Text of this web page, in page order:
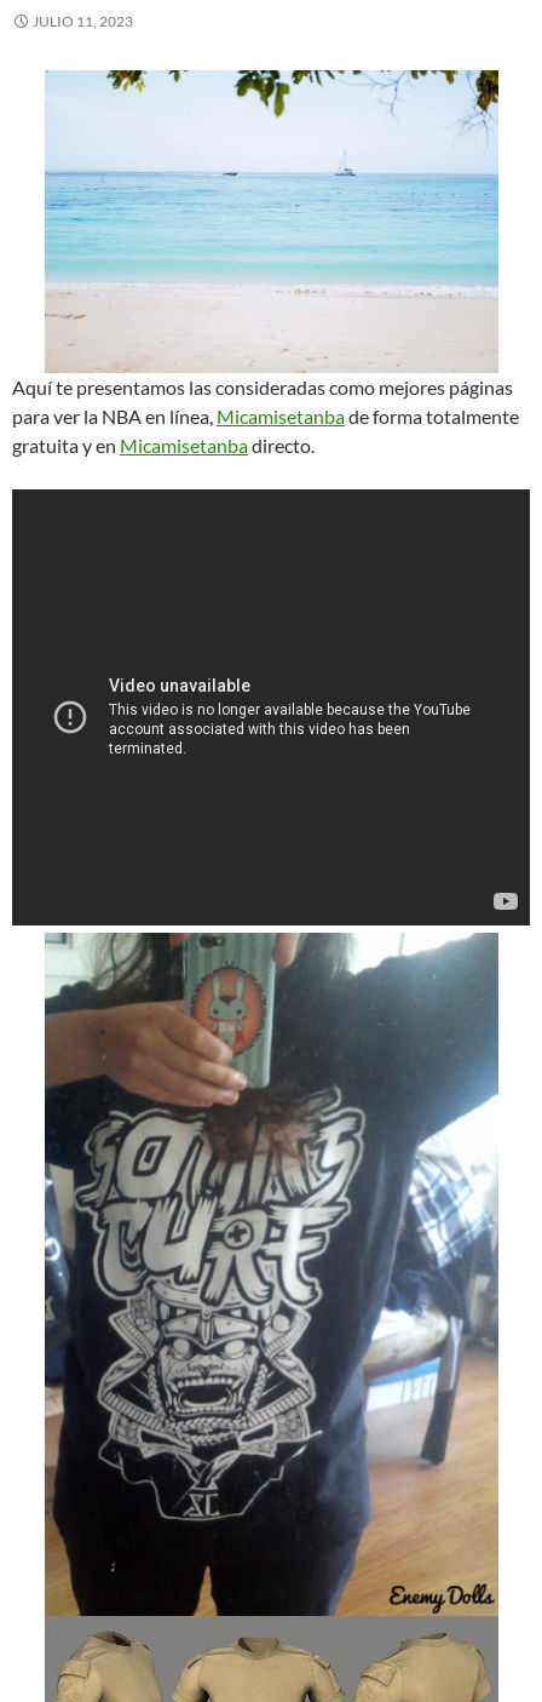
JULIO 11, 2023
Aquí te presentamos las consideradas como mejores páginas
para ver la NBA en línea, Micamisetanbade forma totalmente
gratuita y en Micamisetanbadirecto.